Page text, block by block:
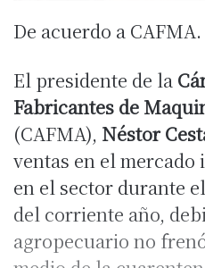
De acuerdo a CAFMA.
El presidente de la
Fabricantes de
(CAFMA), Néstor
ventas en el
en el sector durante
del corriente año,
agropecuario no